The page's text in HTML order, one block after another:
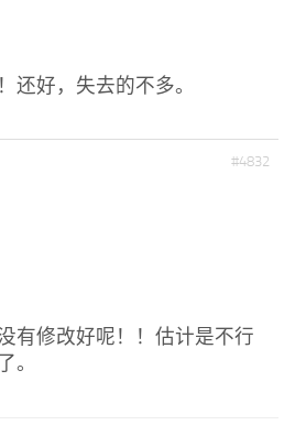
还好，失去的不多。
#4832
有修改好呢！！估计是不行
。